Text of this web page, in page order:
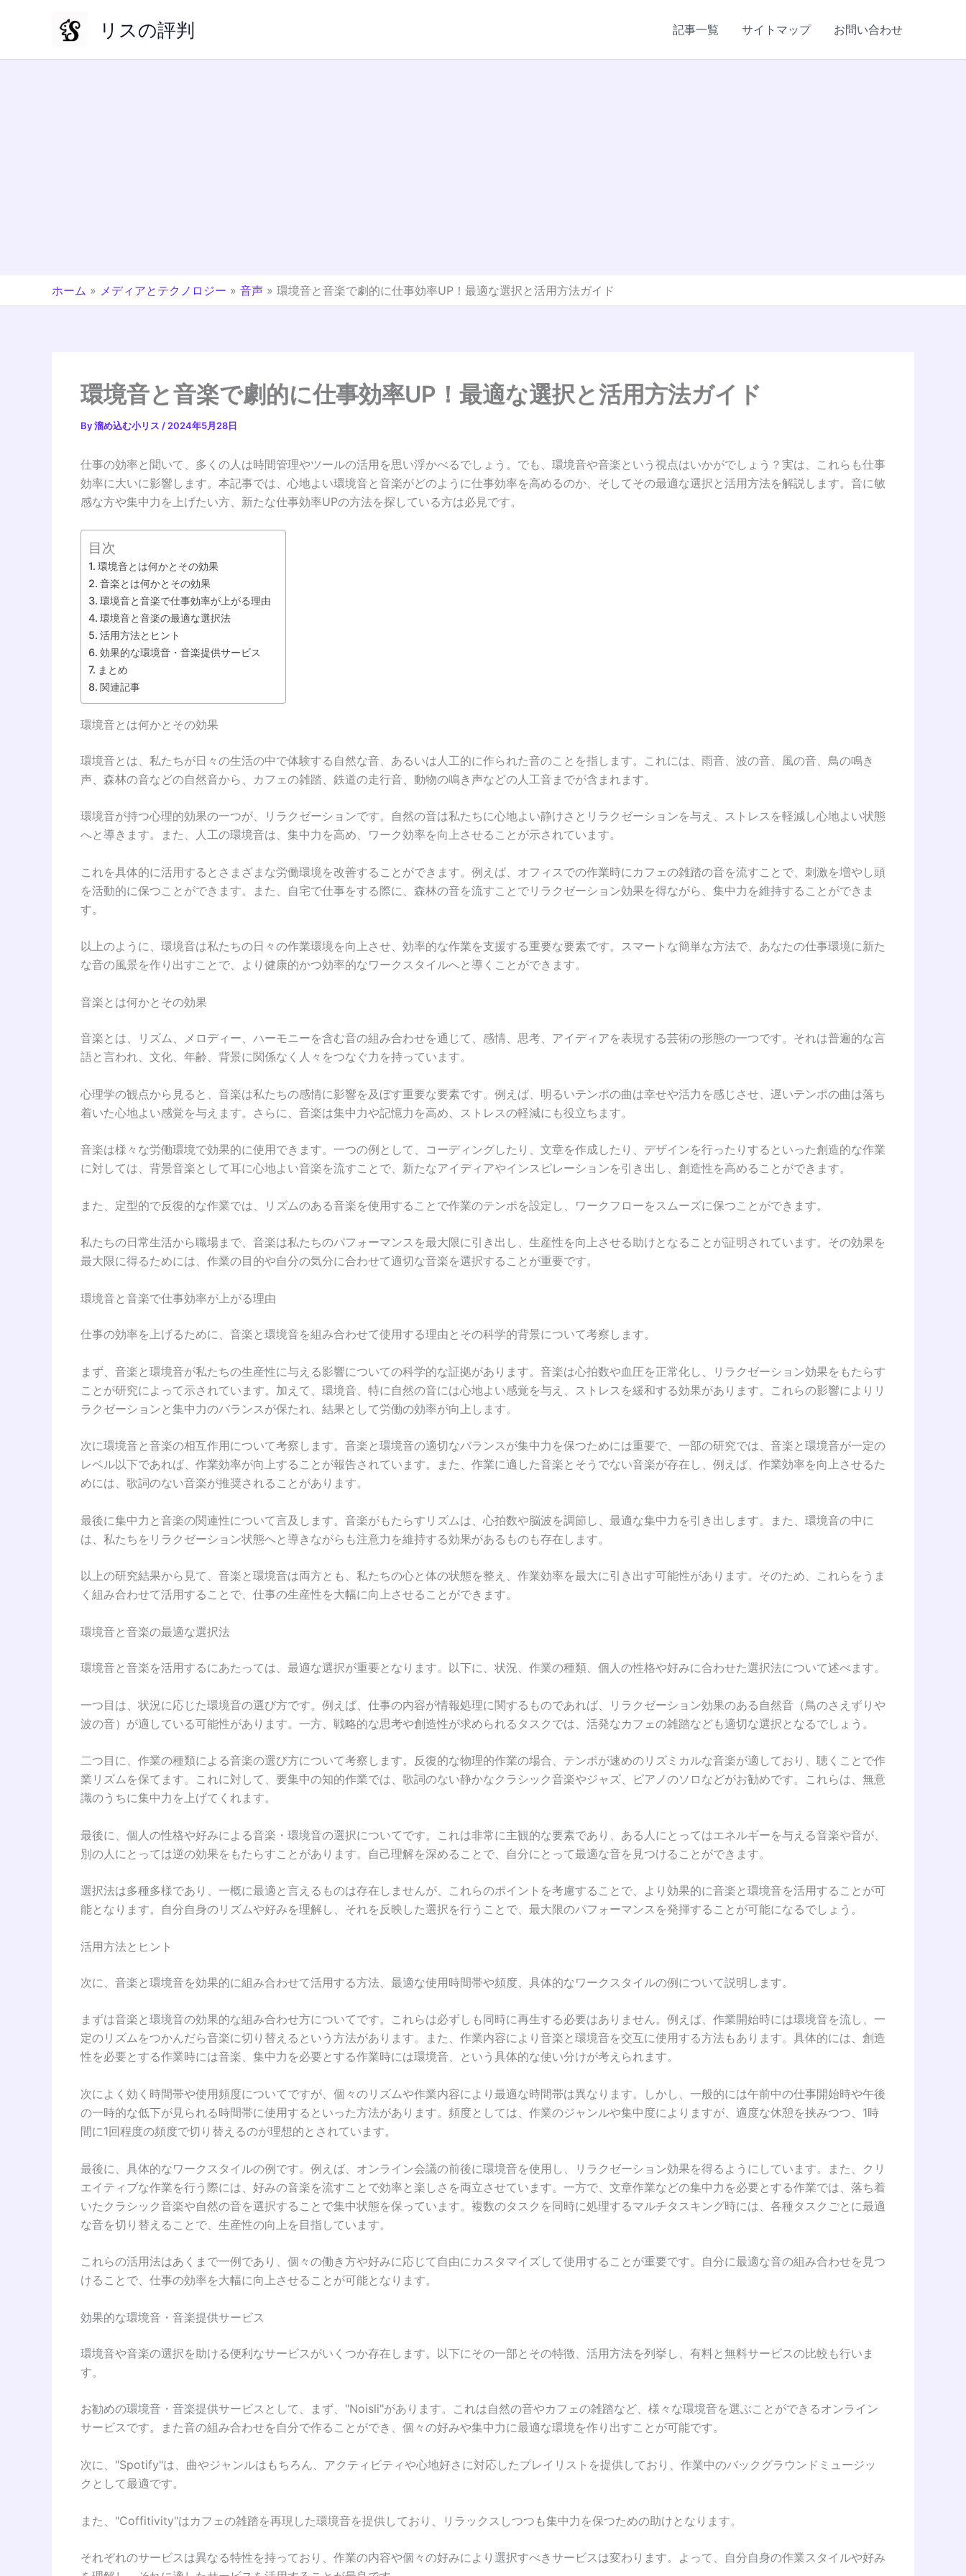
リスの評判 記事一覧 サイトマップ お問い合わせ
ホーム » メディアとテクノロジー » 音声 » 環境音と音楽で劇的に仕事効率UP！最適な選択と活用方法ガイド
環境音と音楽で劇的に仕事効率UP！最適な選択と活用方法ガイド
By溜め込む小リス / 2024年5月28日
仕事の効率と聞いて、多くの人は時間管理やツールの活用を思い浮かべるでしょう。でも、環境音や音楽という視点はいかがでしょう？実は、これらも仕事
効率に大いに影響します。本記事では、心地よい環境音と音楽がどのように仕事効率を高めるのか、そしてその最適な選択と活用方法を解説します。音に敏
感な方や集中力を上げたい方、新たな仕事効率UPの方法を探している方は必見です。
目次
環境音とは何かとその効果
音楽とは何かとその効果
環境音と音楽で仕事効率が上がる理由
環境音と音楽の最適な選択法
活用方法とヒント
効果的な環境音・音楽提供サービス
まとめ
関連記事
環境音とは何かとその効果
環境音とは、私たちが日々の生活の中で体験する自然な音、あるいは人工的に作られた音のことを指します。これには、雨音、波の音、風の音、鳥の鳴き
声、森林の音などの自然音から、カフェの雑踏、鉄道の走行音、動物の鳴き声などの人工音までが含まれます。
環境音が持つ心理的効果の一つが、リラクゼーションです。自然の音は私たちに心地よい静けさとリラクゼーションを与え、ストレスを軽減し心地よい状態
へと導きます。また、人工の環境音は、集中力を高め、ワーク効率を向上させることが示されています。
これを具体的に活用するとさまざまな労働環境を改善することができます。例えば、オフィスでの作業時にカフェの雑踏の音を流すことで、刺激を増やし頭
を活動的に保つことができます。また、自宅で仕事をする際に、森林の音を流すことでリラクゼーション効果を得ながら、集中力を維持することができま
す。
以上のように、環境音は私たちの日々の作業環境を向上させ、効率的な作業を支援する重要な要素です。スマートな簡単な方法で、あなたの仕事環境に新た
な音の風景を作り出すことで、より健康的かつ効率的なワークスタイルへと導くことができます。
音楽とは何かとその効果
音楽とは、リズム、メロディー、ハーモニーを含む音の組み合わせを通じて、感情、思考、アイディアを表現する芸術の形態の一つです。それは普遍的な言
語と言われ、文化、年齢、背景に関係なく人々をつなぐ力を持っています。
心理学の観点から見ると、音楽は私たちの感情に影響を及ぼす重要な要素です。例えば、明るいテンポの曲は幸せや活力を感じさせ、遅いテンポの曲は落ち
着いた心地よい感覚を与えます。さらに、音楽は集中力や記憶力を高め、ストレスの軽減にも役立ちます。
音楽は様々な労働環境で効果的に使用できます。一つの例として、コーディングしたり、文章を作成したり、デザインを行ったりするといった創造的な作業
に対しては、背景音楽として耳に心地よい音楽を流すことで、新たなアイディアやインスピレーションを引き出し、創造性を高めることができます。
また、定型的で反復的な作業では、リズムのある音楽を使用することで作業のテンポを設定し、ワークフローをスムーズに保つことができます。
私たちの日常生活から職場まで、音楽は私たちのパフォーマンスを最大限に引き出し、生産性を向上させる助けとなることが証明されています。その効果を
最大限に得るためには、作業の目的や自分の気分に合わせて適切な音楽を選択することが重要です。
環境音と音楽で仕事効率が上がる理由
仕事の効率を上げるために、音楽と環境音を組み合わせて使用する理由とその科学的背景について考察します。
まず、音楽と環境音が私たちの生産性に与える影響についての科学的な証拠があります。音楽は心拍数や血圧を正常化し、リラクゼーション効果をもたらす
ことが研究によって示されています。加えて、環境音、特に自然の音には心地よい感覚を与え、ストレスを緩和する効果があります。これらの影響によりリ
ラクゼーションと集中力のバランスが保たれ、結果として労働の効率が向上します。
次に環境音と音楽の相互作用について考察します。音楽と環境音の適切なバランスが集中力を保つためには重要で、一部の研究では、音楽と環境音が一定の
レベル以下であれば、作業効率が向上することが報告されています。また、作業に適した音楽とそうでない音楽が存在し、例えば、作業効率を向上させるた
めには、歌詞のない音楽が推奨されることがあります。
最後に集中力と音楽の関連性について言及します。音楽がもたらすリズムは、心拍数や脳波を調節し、最適な集中力を引き出します。また、環境音の中に
は、私たちをリラクゼーション状態へと導きながらも注意力を維持する効果があるものも存在します。
以上の研究結果から見て、音楽と環境音は両方とも、私たちの心と体の状態を整え、作業効率を最大に引き出す可能性があります。そのため、これらをうま
く組み合わせて活用することで、仕事の生産性を大幅に向上させることができます。
環境音と音楽の最適な選択法
環境音と音楽を活用するにあたっては、最適な選択が重要となります。以下に、状況、作業の種類、個人の性格や好みに合わせた選択法について述べます。
一つ目は、状況に応じた環境音の選び方です。例えば、仕事の内容が情報処理に関するものであれば、リラクゼーション効果のある自然音（鳥のさえずりや
波の音）が適している可能性があります。一方、戦略的な思考や創造性が求められるタスクでは、活発なカフェの雑踏なども適切な選択となるでしょう。
二つ目に、作業の種類による音楽の選び方について考察します。反復的な物理的作業の場合、テンポが速めのリズミカルな音楽が適しており、聴くことで作
業リズムを保てます。これに対して、要集中の知的作業では、歌詞のない静かなクラシック音楽やジャズ、ピアノのソロなどがお勧めです。これらは、無意
識のうちに集中力を上げてくれます。
最後に、個人の性格や好みによる音楽・環境音の選択についてです。これは非常に主観的な要素であり、ある人にとってはエネルギーを与える音楽や音が、
別の人にとっては逆の効果をもたらすことがあります。自己理解を深めることで、自分にとって最適な音を見つけることができます。
選択法は多種多様であり、一概に最適と言えるものは存在しませんが、これらのポイントを考慮することで、より効果的に音楽と環境音を活用することが可
能となります。自分自身のリズムや好みを理解し、それを反映した選択を行うことで、最大限のパフォーマンスを発揮することが可能になるでしょう。
活用方法とヒント
次に、音楽と環境音を効果的に組み合わせて活用する方法、最適な使用時間帯や頻度、具体的なワークスタイルの例について説明します。
まずは音楽と環境音の効果的な組み合わせ方についてです。これらは必ずしも同時に再生する必要はありません。例えば、作業開始時には環境音を流し、一
定のリズムをつかんだら音楽に切り替えるという方法があります。また、作業内容により音楽と環境音を交互に使用する方法もあります。具体的には、創造
性を必要とする作業時には音楽、集中力を必要とする作業時には環境音、という具体的な使い分けが考えられます。
次によく効く時間帯や使用頻度についてですが、個々のリズムや作業内容により最適な時間帯は異なります。しかし、一般的には午前中の仕事開始時や午後
の一時的な低下が見られる時間帯に使用するといった方法があります。頻度としては、作業のジャンルや集中度によりますが、適度な休憩を挟みつつ、1時
間に1回程度の頻度で切り替えるのが理想的とされています。
最後に、具体的なワークスタイルの例です。例えば、オンライン会議の前後に環境音を使用し、リラクゼーション効果を得るようにしています。また、クリ
エイティブな作業を行う際には、好みの音楽を流すことで効率と楽しさを両立させています。一方で、文章作業などの集中力を必要とする作業では、落ち着
いたクラシック音楽や自然の音を選択することで集中状態を保っています。複数のタスクを同時に処理するマルチタスキング時には、各種タスクごとに最適
な音を切り替えることで、生産性の向上を目指しています。
これらの活用法はあくまで一例であり、個々の働き方や好みに応じて自由にカスタマイズして使用することが重要です。自分に最適な音の組み合わせを見つ
けることで、仕事の効率を大幅に向上させることが可能となります。
効果的な環境音・音楽提供サービス
環境音や音楽の選択を助ける便利なサービスがいくつか存在します。以下にその一部とその特徴、活用方法を列挙し、有料と無料サービスの比較も行いま
す。
お勧めの環境音・音楽提供サービスとして、まず、"Noisli"があります。これは自然の音やカフェの雑踏など、様々な環境音を選ぶことができるオンライン
サービスです。また音の組み合わせを自分で作ることができ、個々の好みや集中力に最適な環境を作り出すことが可能です。
次に、"Spotify"は、曲やジャンルはもちろん、アクティビティや心地好さに対応したプレイリストを提供しており、作業中のバックグラウンドミュージッ
クとして最適です。
また、"Coffitivity"はカフェの雑踏を再現した環境音を提供しており、リラックスしつつも集中力を保つための助けとなります。
それぞれのサービスは異なる特性を持っており、作業の内容や個々の好みにより選択すべきサービスは変わります。よって、自分自身の作業スタイルや好み